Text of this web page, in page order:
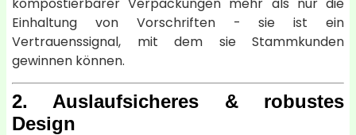
kompostierbarer Verpackungen mehr als nur die
Einhaltung von Vorschriften - sie ist ein
Vertrauenssignal, mit dem sie Stammkunden
gewinnen können.
2. Auslaufsicheres & robustes
Design